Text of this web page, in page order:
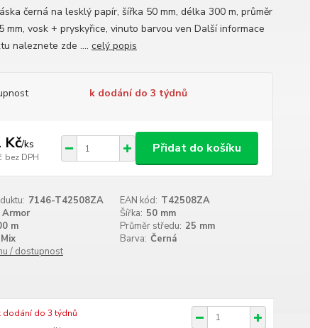
černá na lesklý papír, šířka 50 mm, délka 300 m, průměr
mm, vosk + pryskyřice, vinuto barvou ven Další informace
naleznete zde .... celý popis
k dodání do 3 týdnů
Kč/ks
bez DPH
Přidat do košíku
7146-T42508ZA EAN kód: T42508ZA
Armor Šířka: 50 mm
m Průměr středu: 25 mm
Mix Barva: Černá
/ dostupnost
dodání do 3 týdnů